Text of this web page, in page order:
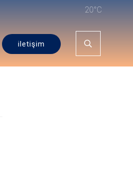
20°C
iletişim